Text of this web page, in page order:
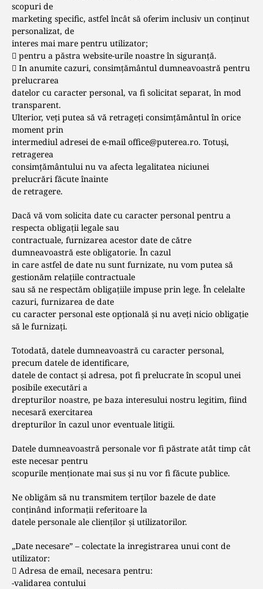
scopuri de
marketing specific, astfel încât să oferim inclusiv un conținut
personalizat, de
interes mai mare pentru utilizator;
 pentru a păstra website-urile noastre în siguranță.
 In anumite cazuri, consimțământul dumneavoastră pentru
prelucrarea
datelor cu caracter personal, va fi solicitat separat, în mod
transparent.
Ulterior, veți putea să vă retrageți consimțământul în orice
moment prin
intermediul adresei de e-mail office@puterea.ro. Totuşi,
retragerea
consimţământului nu va afecta legalitatea niciunei
prelucrări făcute înainte
de retragere.
Dacă vă vom solicita date cu caracter personal pentru a
respecta obligații legale sau
contractuale, furnizarea acestor date de către
dumneavoastră este obligatorie. În cazul
in care astfel de date nu sunt furnizate, nu vom putea să
gestionăm relațiile contractuale
sau să ne respectăm obligațiile impuse prin lege. În celelalte
cazuri, furnizarea de date
cu caracter personal este opțională și nu aveți nicio obligație
să le furnizaţi.
Totodată, datele dumneavoastră cu caracter personal,
precum datele de identificare,
datele de contact și adresa, pot fi prelucrate în scopul unei
posibile executări a
drepturilor noastre, pe baza interesului nostru legitim, fiind
necesară exercitarea
drepturilor în cazul unor eventuale litigii.
Datele dumneavoastră personale vor fi păstrate atât timp cât
este necesar pentru
scopurile menţionate mai sus şi nu vor fi făcute publice.
Ne obligăm să nu transmitem terţilor bazele de date
conţinând informaţii referitoare la
datele personale ale clienţilor şi utilizatorilor.
„Date necesare” – colectate la inregistrarea unui cont de
utilizator:
 Adresa de email, necesara pentru:
-validarea contului